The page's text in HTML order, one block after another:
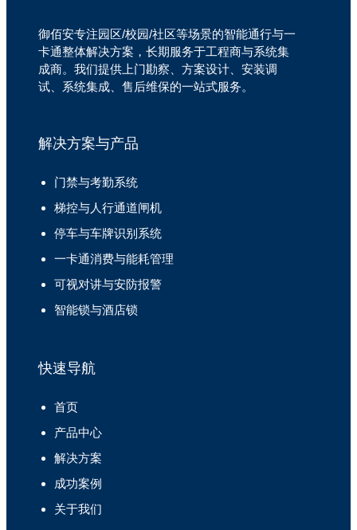
御佰安专注园区/校园/社区等场景的智能通行与一
卡通整体解决方案，长期服务于工程商与系统集
成商。我们提供上门勘察、方案设计、安装调
试、系统集成、售后维保的一站式服务。
解决方案与产品
门禁与考勤系统
梯控与人行通道闸机
停车与车牌识别系统
一卡通消费与能耗管理
可视对讲与安防报警
智能锁与酒店锁
快速导航
首页
产品中心
解决方案
成功案例
关于我们